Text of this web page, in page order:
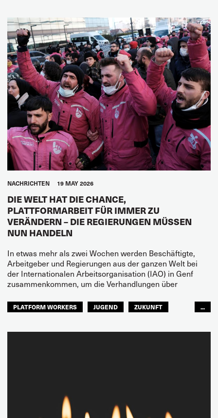
NACHRICHTEN 19 MAY 2026
DIE WELT HAT DIE CHANCE,
PLATTFORMARBEIT FÜR IMMER ZU
VERÄNDERN – DIE REGIERUNGEN MÜSSEN
NUN HANDELN
In etwas mehr als zwei Wochen werden Beschäftigte,
Arbeitgeber und Regierungen aus der ganzen Welt bei
der Internationalen Arbeitsorganisation (IAO) in Genf
zusammenkommen, um die Verhandlungen über
PLATFORM WORKERS JUGEND
ZUKUNFT
...